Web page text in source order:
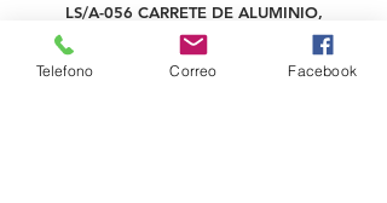
LS/A-056 CARRETE DE ALUMINIO,
TAMAÑO JUMBO
Telefono Correo Facebook